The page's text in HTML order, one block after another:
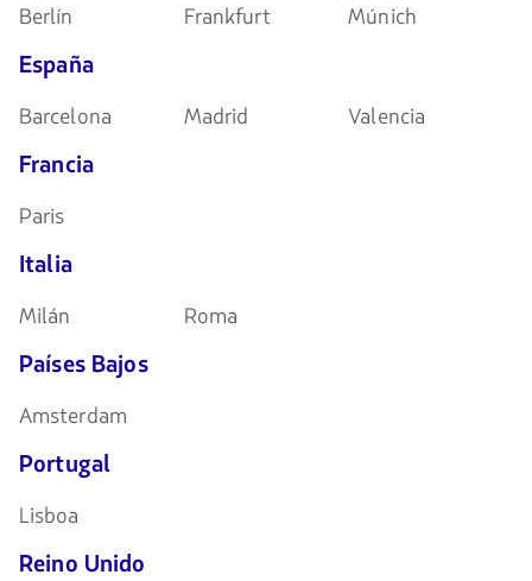
Berlín Frankfurt Múnich
España
Barcelona Madrid Valencia
Francia
Paris
Italia
Milán Roma
Países Bajos
Amsterdam
Portugal
Lisboa
Reino Unido